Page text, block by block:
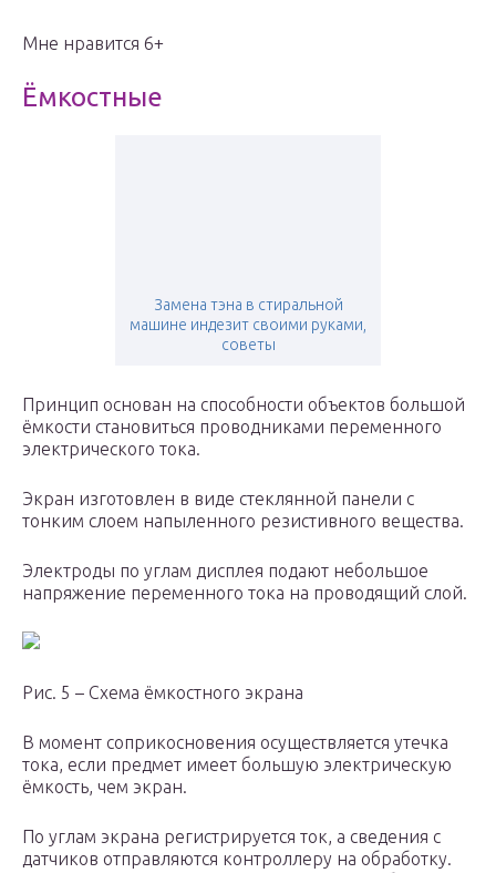
Мне нравится 6+
Ёмкостные
Замена тэна в стиральной
машине индезит своими руками,
советы
Принцип основан на способности объектов большой
ёмкости становиться проводниками переменного
электрического тока.
Экран изготовлен в виде стеклянной панели с
тонким слоем напыленного резистивного вещества.
Электроды по углам дисплея подают небольшое
напряжение переменного тока на проводящий слой.
Рис. 5 – Схема ёмкостного экрана
В момент соприкосновения осуществляется утечка
тока, если предмет имеет большую электрическую
ёмкость, чем экран.
По углам экрана регистрируется ток, а сведения с
датчиков отправляются контроллеру на обработку.